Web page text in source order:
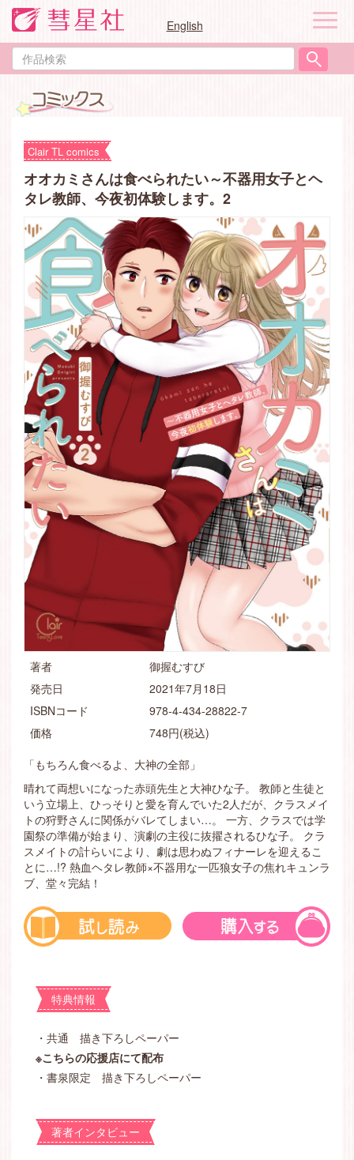
English
作
品
ナ
ゲ
ー
Clair TL comics
オオカミさんは食べられたい～不器用女子とヘ
タレ教師、今夜初体験します。2
著者
御握むすび
発売日
2021年7月18日
ISBNコード
978-4-434-28822-7
価格
748円(税込)
「もちろん食べるよ、大神の全部」
晴れて両想いになった赤頭先生と大神ひな子。 教師と生徒と
いう立場上、ひっそりと愛を育んでいた2人だが、クラスメイ
トの狩野さんに関係がバレてしまい…。 一方、クラスでは学
園祭の準備が始まり、演劇の主役に抜擢されるひな子。 クラ
スメイトの計らいにより、劇は思わぬフィナーレを迎えるこ
とに…!? 熱血ヘタレ教師×不器用な一匹狼女子の焦れキュンラ
ブ、堂々完結！
特典情報
・共通 描き下ろしペーパー
※こちらの応援店にて配布
・書泉限定 描き下ろしペーパー
著者インタビュー